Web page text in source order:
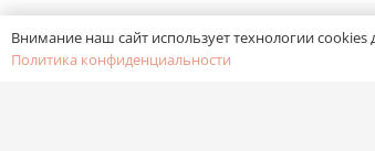
Внимание наш сайт использует технологии
Политика конфиденциальности